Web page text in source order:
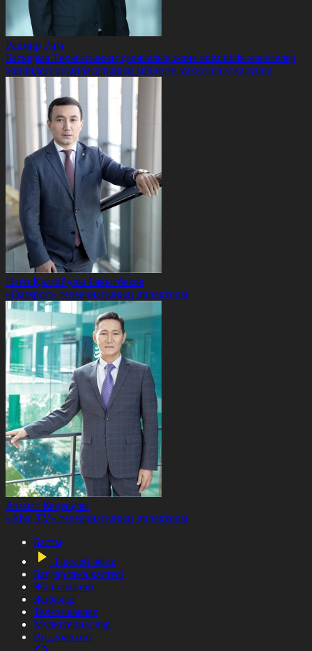
Радмир Рим
Басқарма Төрағасының қаржылық және әкімшілік мәселелер
жөніндегі орынбасарының міндетін уақытша атқарушы
Нағи Қалтайұлы Бақытбеков
«Qazsport» телеарнасының директоры
Азамат Кеңесұлы
«Abaı TV» телеарнасының директоры
Басты
Тікелей эфир
Бағдарлама кестесі
Жаңалықтар
Жобалар
Телехикаялар
Мультсериалдар
Видеоархив